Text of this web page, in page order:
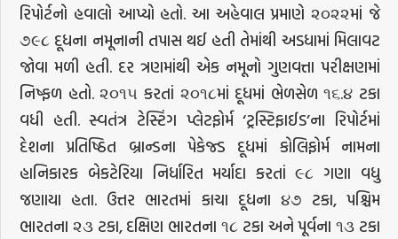
રિપોર્ટનો હવાલો આપ્યો હતો. આ અહેવાલ પ્રમાણે ૨૦૨૨માં જે
૭૯૮ દૂધના નમૂનાની તપાસ થઈ હતી તેમાંથી અડધામાં મિલાવટ
જોવા મળી હતી. દર ત્રણમાંથી એક નમૂનો ગુણવત્તા પરીક્ષણમાં
નિષ્ફળ હતો. ૨૦૧૫ કરતાં ૨૦૧૮માં દૂધમાં ભેળસેળ ૧૬.૪ ટકા
વધી હતી. સ્વતંત્ર ટેસ્ટિંગ પ્લેટફોર્મ ‘ટ્રસ્ટિફાઈડ’ના રિપોર્ટમાં
દેશના પ્રતિષ્ઠિત બ્રાન્ડના પેકેજ્ડ દૂધમાં કોલિફોર્મ નામના
હાનિકારક બેકટેરિયા નિર્ધારિત મર્યાદા કરતાં ૯૮ ગણા વધુ
જણાયા હતા. ઉત્તર ભારતમાં કાચા દૂધના ૪૭ ટકા, પશ્ચિમ
ભારતના ૨૩ ટકા, દક્ષિણ ભારતના ૧૮ ટકા અને પૂર્વના ૧૩ ટકા